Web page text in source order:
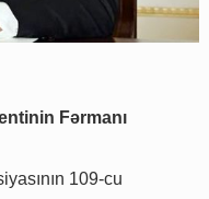
Fərmanı
109-cu